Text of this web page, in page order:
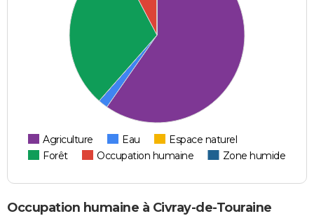
Agriculture Eau
Espace naturel
Forêt
Occupation humaine Zone humide
Occupation humaine à Civray-de-Touraine